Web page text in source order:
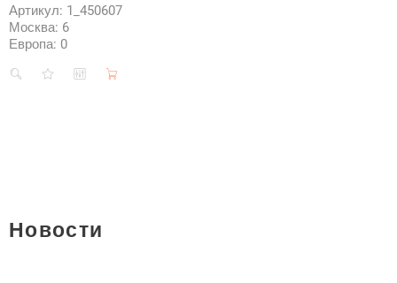
Артикул: 1_450607
Москва: 6
Европа: 0
Новости